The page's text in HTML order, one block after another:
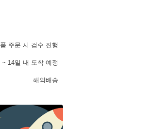
주문 시 검수 진행
14일 내 도착 예정
해외배송